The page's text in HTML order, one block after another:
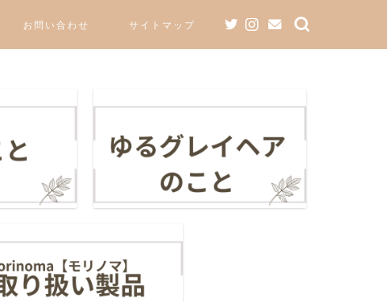
お問い合わせ サイトマップ